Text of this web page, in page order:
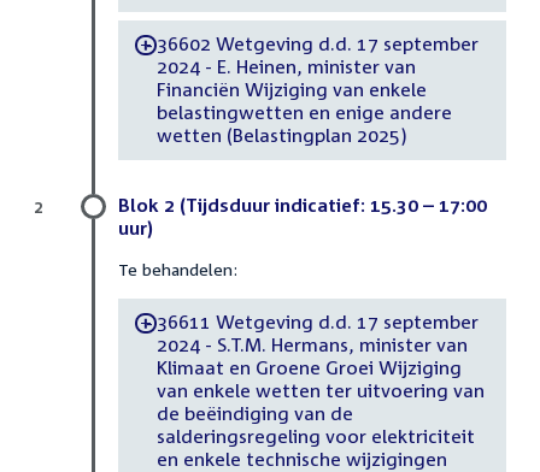
-36602 Wetgeving d.d. 17 september
2024 - E. Heinen, minister van
Financiën Wijziging van enkele
belastingwetten en enige andere
wetten (Belastingplan 2025)
Blok 2 (Tijdsduur indicatief: 15.30 – 17:00
uur)
Te behandelen:
-36611 Wetgeving d.d. 17 september
2024 - S.T.M. Hermans, minister van
Klimaat en Groene Groei Wijziging
van enkele wetten ter uitvoering van
de beëindiging van de
salderingsregeling voor elektriciteit
en enkele technische wijzigingen
2